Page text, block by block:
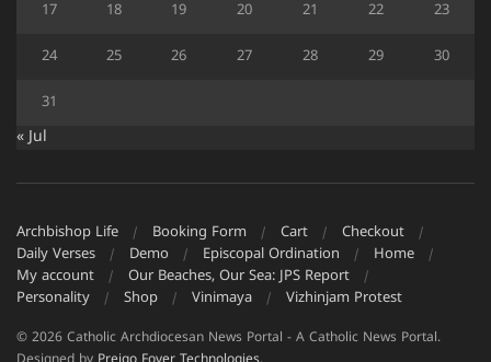
17 18 19 20 21 22 23
24 25 26 27 28 29 30
31
« Jul
Archbishop Life Booking Form Cart
Checkout
Daily Verses
Demo Episcopal Ordination
Home
My account
Our Beaches, Our Sea: JPS Report
Personality
Shop Vinimaya Vizhinjam Protest
© 2026 Catholic Archdiocesan News Portal - A Catholic News Portal.